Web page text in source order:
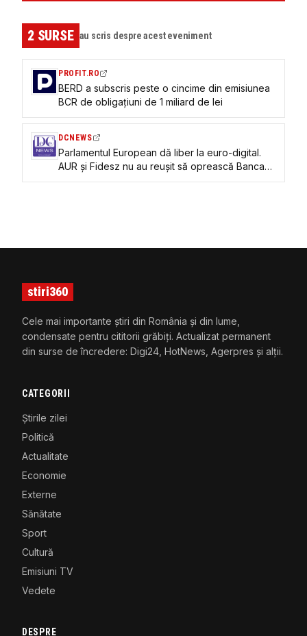
2SURSE au scris despre acest eveniment
PROFIT.RO
BERD a subscris peste o cincime din emisiunea
BCR de obligațiuni de 1 miliard de lei
DCNEWS
Parlamentul European dă liber la euro-digital.
AUR și Fidesz nu au reușit să oprească Banca
Centrală Europeană
stiri360
Cele mai importante știri din România și din lume,
condensate pentru cititorii grăbiți. Actualizat permanent
din surse de încredere: Digi24, HotNews, Agerpres și alții.
CATEGORII
Știrile zilei
Politică
Actualitate
Economie
Externe
Sănătate
Sport
Cultură
Emisiuni TV
Vedete
DESPRE